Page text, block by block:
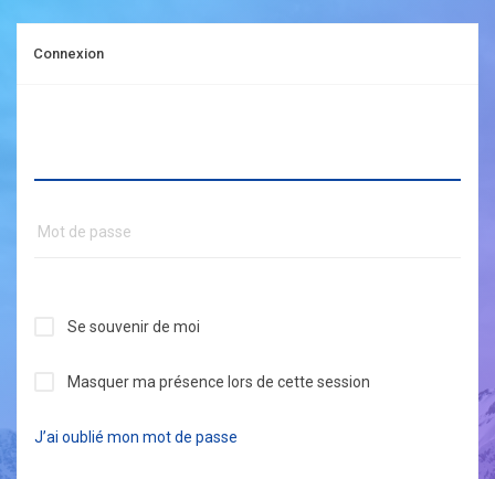
Connexion
Se souvenir de moi
Masquer ma présence lors de cette session
J’ai oublié mon mot de passe